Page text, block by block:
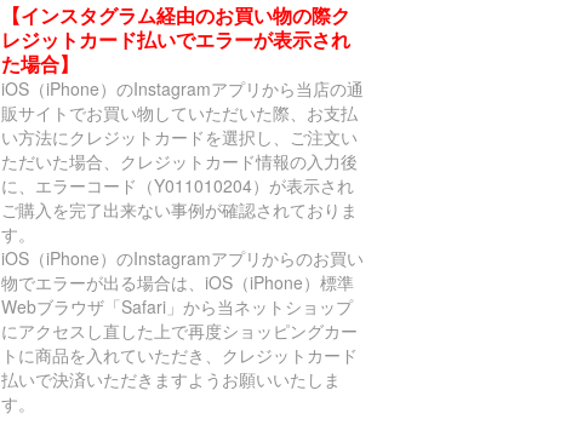
【インスタグラム経由のお買い物の際ク
レジットカード払いでエラーが表示され
た場合】
iOS（iPhone）のInstagramアプリから当店の通
販サイトでお買い物していただいた際、お支払
い方法にクレジットカードを選択し、ご注文い
ただいた場合、クレジットカード情報の入力後
に、エラーコード（Y011010204）が表示され
ご購入を完了出来ない事例が確認されておりま
す。
iOS（iPhone）のInstagramアプリからのお買い
物でエラーが出る場合は、iOS（iPhone）標準
Webブラウザ「Safari」から当ネットショップ
にアクセスし直した上で再度ショッピングカー
トに商品を入れていただき、クレジットカード
払いで決済いただきますようお願いいたしま
す。